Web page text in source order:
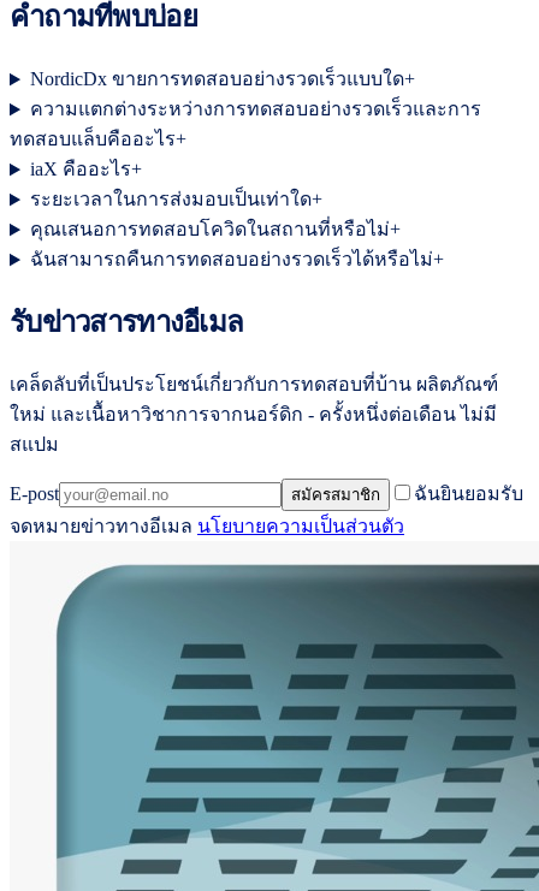
คำถามที่พบบ่อย
NordicDx ขายการทดสอบอย่างรวดเร็วแบบใด+
ความแตกต่างระหว่างการทดสอบอย่างรวดเร็วและการ
ทดสอบแล็บคืออะไร+
iaX คืออะไร+
ระยะเวลาในการส่งมอบเป็นเท่าใด+
คุณเสนอการทดสอบโควิดในสถานที่หรือไม่+
ฉันสามารถคืนการทดสอบอย่างรวดเร็วได้หรือไม่+
รับข่าวสารทางอีเมล
เคล็ดลับที่เป็นประโยชน์เกี่ยวกับการทดสอบที่บ้าน ผลิตภัณฑ์
ใหม่ และเนื้อหาวิชาการจากนอร์ดิก - ครั้งหนึ่งต่อเดือน ไม่มี
สแปม
E-post สมัครสมาชิก
ฉันยินยอมรับ
จดหมายข่าวทางอีเมล นโยบายความเป็นส่วนตัว